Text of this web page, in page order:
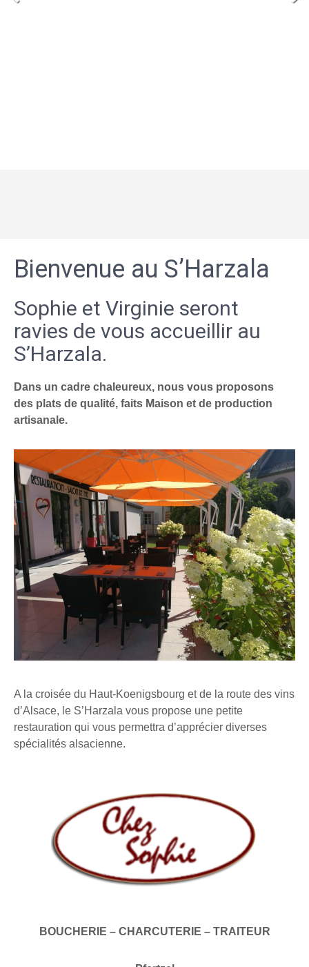
Bienvenue au S’Harzala
Sophie et Virginie seront
ravies de vous accueillir au
S’Harzala.
Dans un cadre chaleureux, nous vous proposons
des plats de qualité, faits Maison et de production
artisanale.
A la croisée du Haut-Koenigsbourg et de la route des vins
d’Alsace, le S’Harzala vous propose une petite
restauration qui vous permettra d’apprécier diverses
spécialités alsacienne.
BOUCHERIE – CHARCUTERIE – TRAITEUR